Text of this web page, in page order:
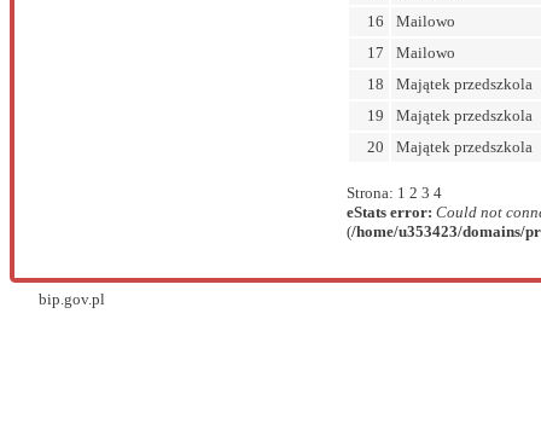
16
Mailowo
17
Mailowo
18
Majątek przedszkola
19
Majątek przedszkola
20
Majątek przedszkola
Strona: 1 2 3 4
eStats error: Could not
(/home/u353423/domains/
bip.gov.pl